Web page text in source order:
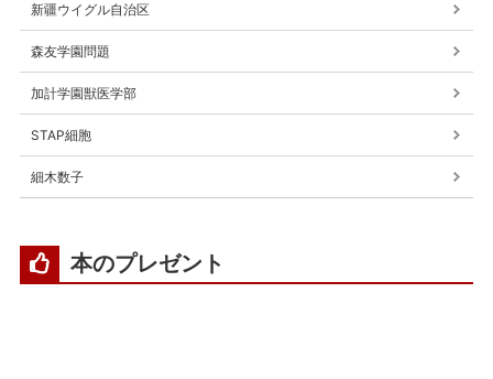
新疆ウイグル自治区
森友学園問題
加計学園獣医学部
STAP細胞
細木数子
本のプレゼント